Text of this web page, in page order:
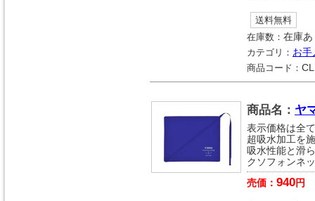
送料無料
在庫数： 在庫あ
カテゴリ： お手
商品コード：
商品名： ヤ
表示価格は全
超吸水加工を
吸水性能と滑
クソフォンネ
売価： 940 円